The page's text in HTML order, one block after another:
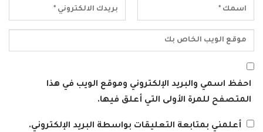
احفظ اسمي والبريد الإلكتروني وموقع الويب في هذا
المتصفح للمرة الأولى التي أعلق فيها.
أعلمني بمتابعة التعليقات بواسطة البريد الإلكتروني.